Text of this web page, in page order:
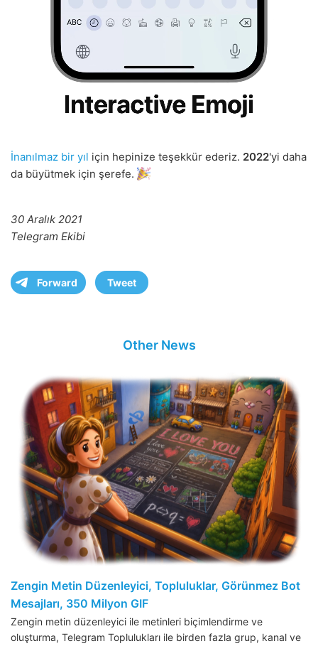
İnanılmaz bir yıl için hepinize teşekkür ederiz. 2022'yi daha
da büyütmek için şerefe.
30 Aralık 2021
Telegram Ekibi
Forward Tweet
Other News
Zengin Metin Düzenleyici, Topluluklar, Görünmez Bot
Mesajları, 350 Milyon GIF
Zengin metin düzenleyici ile metinleri biçimlendirme ve
oluşturma, Telegram Toplulukları ile birden fazla grup, kanal ve